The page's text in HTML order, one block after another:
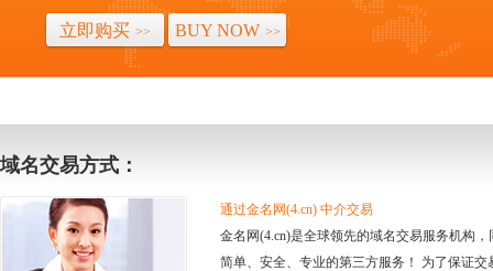
立即购买 >> BUY NOW >>
域名交易方式：
通过金名网(4.cn) 中介交易
金名网(4.cn)是全球领先的域名交易服务机构
简单、安全、专业的第三方服务！ 为了保证